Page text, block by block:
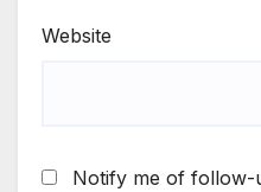
Website
Notify me of follow-